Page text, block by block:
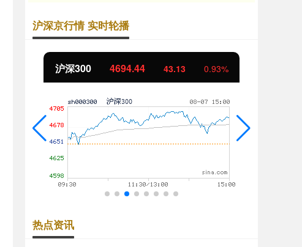
沪深京行情 实时轮播
北证50 1134.24 11.37 1.01%
热点资讯